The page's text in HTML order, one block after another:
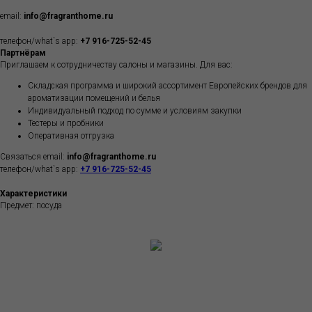
email: info@fragranthome.ru
телефон/what`s app: +7 916-725-52-45
Партнёрам
Приглашаем к сотрудничеству салоны и магазины. Для вас:
Складская программа и широкий ассортимент Европейских брендов для
ароматизации помещений и белья
Индивидуальный подход по сумме и условиям закупки
Тестеры и пробники
Оперативная отгрузка
Связаться email: info@fragranthome.ru
телефон/what`s app: +7 916-725-52-45
Характеристики
Предмет: посуда